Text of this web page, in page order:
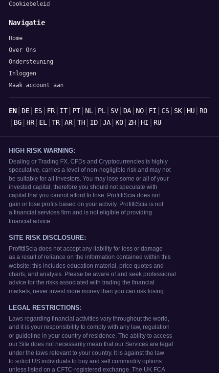
Cookiebeleid
Navigatie
Home
Over Ons
Ondersteuning
Inloggen
Maak account aan
Talen
EN| DE| ES| FR| IT| PT| NL | PL | SV| DA| NO| FI CS| SK| HU| RO
BG| HR| EL | TR| AR| TH| ID| JA| KO| ZH| HI RU